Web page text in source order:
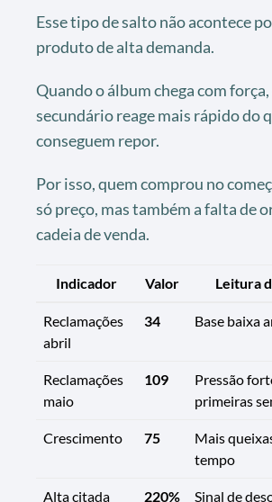
Esse tipo de salto não acontece
produto de alta demanda.
Quando o álbum chega com
secundário reage mais rápido do
conseguem repor.
Por isso, quem comprou no
só preço, mas também a falta de
cadeia de venda.
Indicador Valor Leitura
Reclamações
abril
34 Base baixa
Reclamações
maio
109
Pressão
primeiras
Crescimento 75
Mais
tempo
Alta citada 220%
Sinal de